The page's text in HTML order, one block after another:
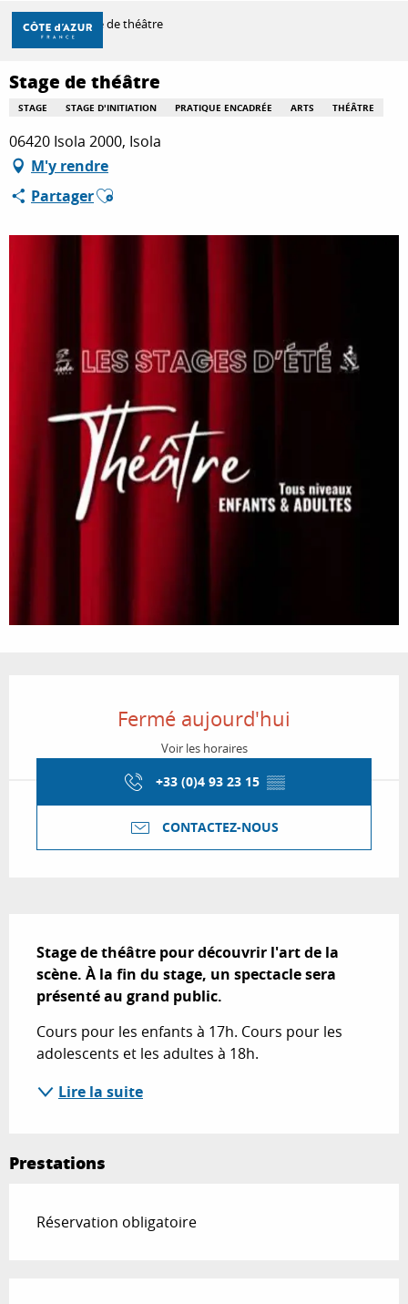
Aller
contenu
principal
DÉCOUVRIR
À FAIRE
SÉJOURNER
Accueil Stage de théâtre
Stage de théâtre
STAGE STAGE D'INITIATION PRATIQUE ENCADRÉE ARTS THÉÂTRE
06420 Isola 2000, Isola
M'y rendre
PartagerAjouter aux favoris
Fermé aujourd'hui
Voir les horaires
+33 (0)4 93 23 15 ▒▒
CONTACTEZ-NOUS
Stage de théâtre pour découvrir l'art de la
scène. À la fin du stage, un spectacle sera
présenté au grand public.
Cours pour les enfants à 17h. Cours pour les
adolescents et les adultes à 18h.
Lire la suite
Prestations
Réservation obligatoire